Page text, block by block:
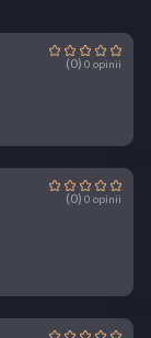
(0) 0 opinii
(0) 0 opinii